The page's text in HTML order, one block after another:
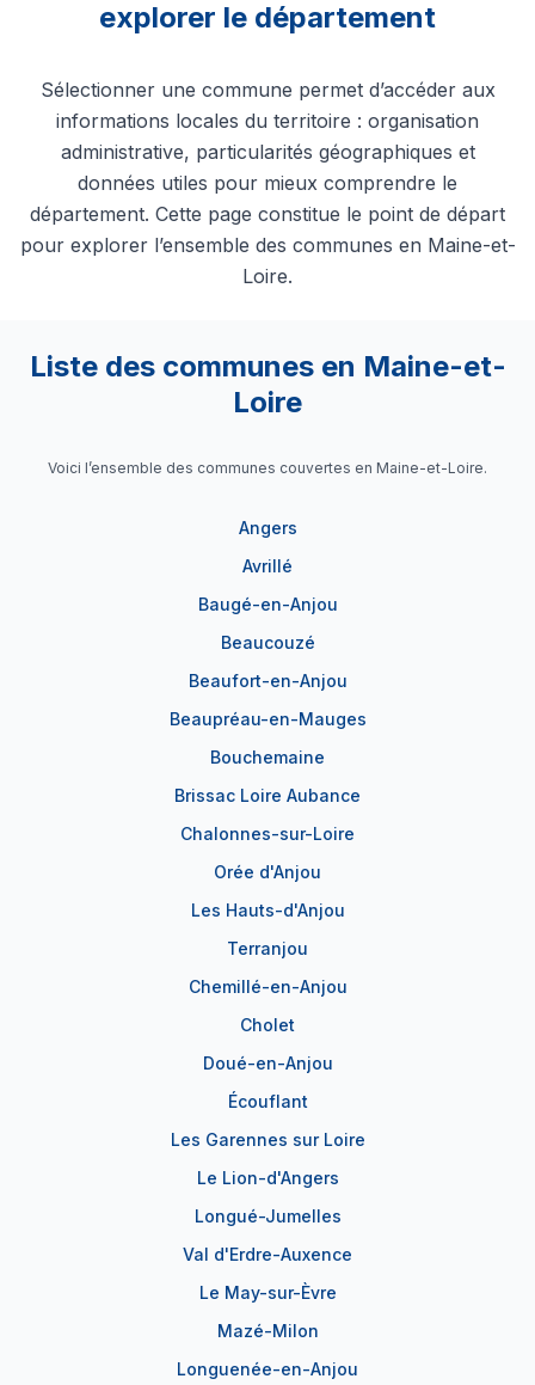
explorer le département
Sélectionner une commune permet d’accéder aux
informations locales du territoire : organisation
administrative, particularités géographiques et
données utiles pour mieux comprendre le
département. Cette page constitue le point de départ
pour explorer l’ensemble des communes en Maine-et-
Loire.
Liste des communes en Maine-et-
Loire
Voici l’ensemble des communes couvertes en Maine-et-Loire.
Angers
Avrillé
Baugé-en-Anjou
Beaucouzé
Beaufort-en-Anjou
Beaupréau-en-Mauges
Bouchemaine
Brissac Loire Aubance
Chalonnes-sur-Loire
Orée d'Anjou
Les Hauts-d'Anjou
Terranjou
Chemillé-en-Anjou
Cholet
Doué-en-Anjou
Écouflant
Les Garennes sur Loire
Le Lion-d'Angers
Longué-Jumelles
Val d'Erdre-Auxence
Le May-sur-Èvre
Mazé-Milon
Longuenée-en-Anjou